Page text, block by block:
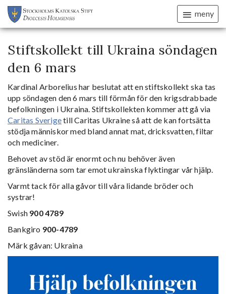
meny
Stiftskollekt till Ukraina söndagen
den 6 mars
Kardinal Arborelius har beslutat att en stiftskollekt ska tas
upp söndagen den 6 mars till förmån för den krigsdrabbade
befolkningen i Ukraina. Stiftskollekten kommer att gå via
Caritas Sverigetill Caritas Ukraine så att de kan fortsätta
stödja människor med bland annat mat, dricksvatten, filtar
och mediciner.
Behovet av stöd är enormt och nu behöver även
gränsländerna som tar emot ukrainska flyktingar vår hjälp.
Varmt tack för alla gåvor till våra lidande bröder och
systrar!
Swish 900 4789
Bankgiro 900-4789
Märk gåvan: Ukraina